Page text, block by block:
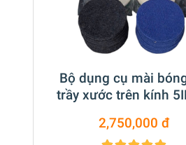
Bộ dụng cụ mài
trầy xước trên kính
2,750,000 đ